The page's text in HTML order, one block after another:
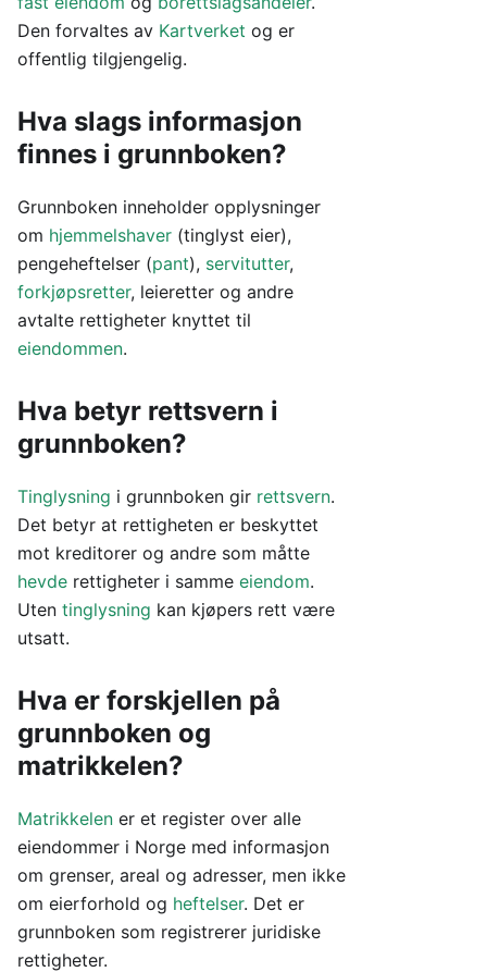
Den forvaltes av Kartverket og er
offentlig tilgjengelig.
Hva slags informasjon
finnes i grunnboken?
Grunnboken inneholder opplysninger
om hjemmelshaver (tinglyst eier),
pengeheftelser (pant), servitutter,
forkjøpsretter, leieretter og andre
avtalte rettigheter knyttet til
eiendommen.
Hva betyr rettsvern i
grunnboken?
Tinglysning i grunnboken gir rettsvern.
Det betyr at rettigheten er beskyttet
mot kreditorer og andre som måtte
hevde rettigheter i samme eiendom.
Uten tinglysning kan kjøpers rett være
utsatt.
Hva er forskjellen på
grunnboken og
matrikkelen?
Matrikkelen er et register over alle
eiendommer i Norge med informasjon
om grenser, areal og adresser, men ikke
om eierforhold og heftelser. Det er
grunnboken som registrerer juridiske
rettigheter.